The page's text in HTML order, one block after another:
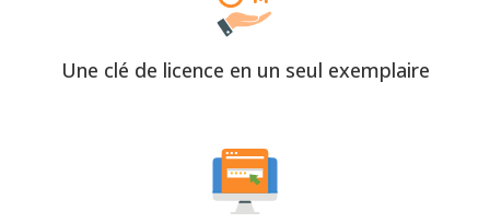
Une clé de licence en un seul exemplaire